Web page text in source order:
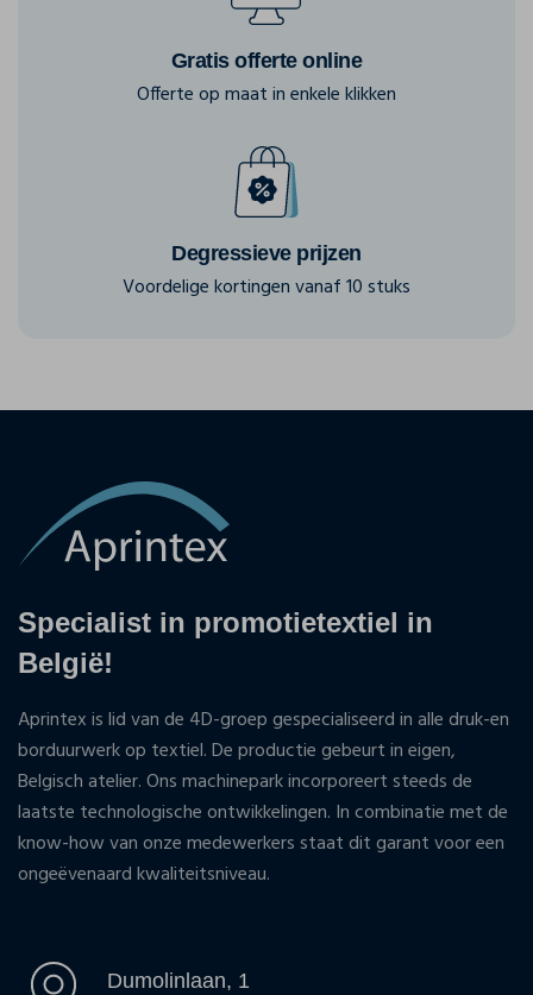
Gratis offerte online
Offerte op maat in enkele klikken
Degressieve prijzen
Voordelige kortingen vanaf 10 stuks
Specialist in promotietextiel in
België!
Aprintex is lid van de 4D-groep gespecialiseerd in alle druk-en
borduurwerk op textiel. De productie gebeurt in eigen,
Belgisch atelier. Ons machinepark incorporeert steeds de
laatste technologische ontwikkelingen. In combinatie met de
know-how van onze medewerkers staat dit garant voor een
ongeëvenaard kwaliteitsniveau.
Dumolinlaan, 1